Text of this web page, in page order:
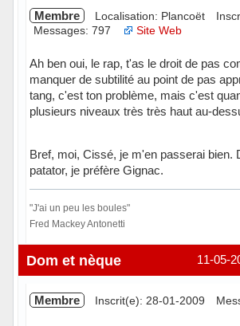
Membre Localisation: Plancoët
Messages: 797
Site Web
Ah ben oui, le rap, t'as le droit de pas
manquer de subtilité au point de pas
tang, c'est ton problème, mais c'est
plusieurs niveaux très très haut au-
Bref, moi, Cissé, je m'en passerai bien.
patator, je préfère Gignac.
"J'ai un peu les boules"
Fred Mackey Antonetti
Hors ligne 11-05-
Dom et nèque
Membre Inscrit(e): 28-01-2009